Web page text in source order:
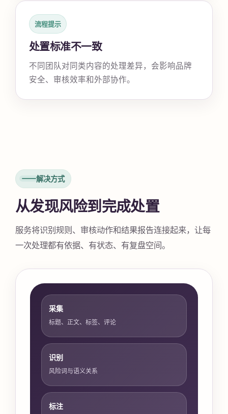
流程提示
处置标准不一致
不同团队对同类内容的处理差异，会影响品牌
安全、审核效率和外部协作。
解决方式
从发现风险到完成处置
服务将识别规则、审核动作和结果报告连接起来，让每
一次处理都有依据、有状态、有复盘空间。
采集
标题、正文、标签、评论
识别
风险词与语义关系
标注